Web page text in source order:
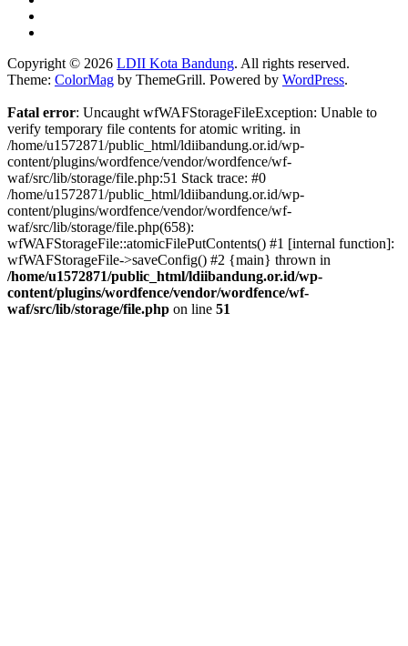
Copyright © 2026 LDII Kota Bandung. All rights reserved.
Theme: ColorMag by ThemeGrill. Powered by WordPress.
Fatal error: Uncaught wfWAFStorageFileException: Unable to
verify temporary file contents for atomic writing. in
/home/u1572871/public_html/ldiibandung.or.id/wp-
content/plugins/wordfence/vendor/wordfence/wf-
waf/src/lib/storage/file.php:51 Stack trace: #0
/home/u1572871/public_html/ldiibandung.or.id/wp-
content/plugins/wordfence/vendor/wordfence/wf-
waf/src/lib/storage/file.php(658):
wfWAFStorageFile::atomicFilePutContents() #1 [internal function]:
wfWAFStorageFile->saveConfig() #2 {main} thrown in
/home/u1572871/public_html/ldiibandung.or.id/wp-
content/plugins/wordfence/vendor/wordfence/wf-
waf/src/lib/storage/file.php on line 51